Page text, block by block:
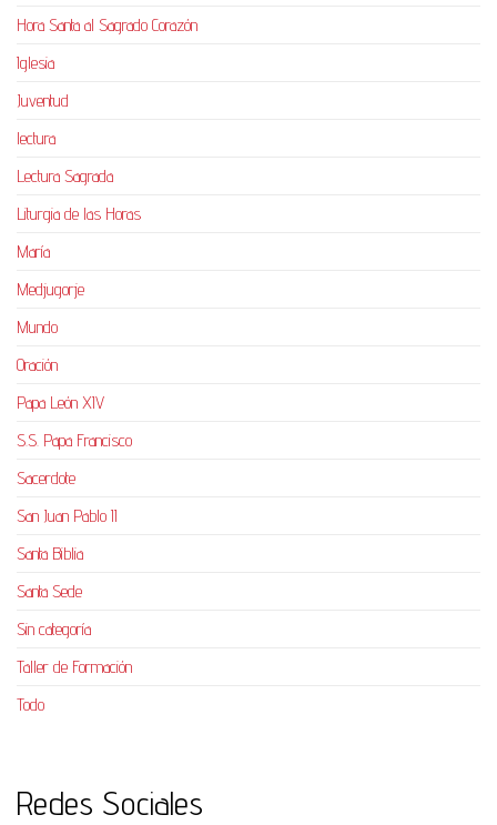
Hora Santa al Sagrado Corazón
Iglesia
Juventud
lectura
Lectura Sagrada
Liturgia de las Horas
María
Medjugorje
Mundo
Oración
Papa León XIV
S.S. Papa Francisco
Sacerdote
San Juan Pablo II
Santa Biblia
Santa Sede
Sin categoría
Taller de Formación
Todo
Redes Sociales